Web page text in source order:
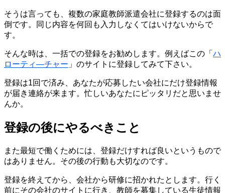
そうは言っても、複数の家庭教師派遣会社に登録するのは面
倒 です。 同じ内容を何回も入力しなくてはいけないからで
す。
そんな時は、一括での登録をお勧めします。例えばこの「 ハ
ローティ―チャー 」のサイトに登録してみて下さい。
登録は1回で済み、あなたが応募したい会社にだけ登録情報
が届き連絡が来ます。忙しいあなたにピッタリだと思いませ
んか。
登録の後にやるべきこと
また最短で働くためには、登録だけすれば良いというもので
はありません。その後の行動も大切なのです。
登録を終えてから、会社から研修に招かれたとします。行く
前にその会社のサイトに行き、 教師を募集している生徒情報